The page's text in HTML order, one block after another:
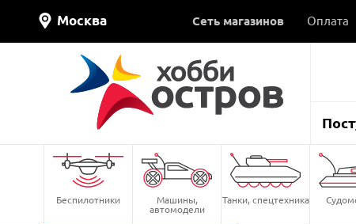
Москва Сеть магазинов Оплата
Беспилотники Машины,
автомодели
Танки, спецтехника